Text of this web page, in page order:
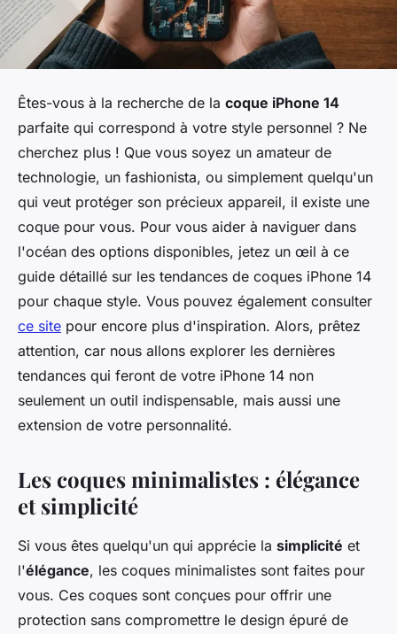
Êtes-vous à la recherche de la coque iPhone 14
parfaite qui correspond à votre style personnel ? Ne
cherchez plus ! Que vous soyez un amateur de
technologie, un fashionista, ou simplement quelqu'un
qui veut protéger son précieux appareil, il existe une
coque pour vous. Pour vous aider à naviguer dans
l'océan des options disponibles, jetez un œil à ce
guide détaillé sur les tendances de coques iPhone 14
pour chaque style. Vous pouvez également consulter
ce site pour encore plus d'inspiration. Alors, prêtez
attention, car nous allons explorer les dernières
tendances qui feront de votre iPhone 14 non
seulement un outil indispensable, mais aussi une
extension de votre personnalité.
Les coques minimalistes : élégance
et simplicité
Si vous êtes quelqu'un qui apprécie la simplicité et
l'élégance, les coques minimalistes sont faites pour
vous. Ces coques sont conçues pour offrir une
protection sans compromettre le design épuré de